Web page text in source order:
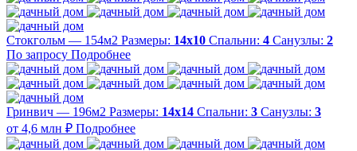
Стокгольм — 154м2 Размеры: 14х10 Спальни: 4 Санузлы: 2
По запросу Подробнее
Гринвич — 196м2 Размеры: 14х14 Спальни: 3 Санузлы: 3
от 4,6 млн ₽ Подробнее